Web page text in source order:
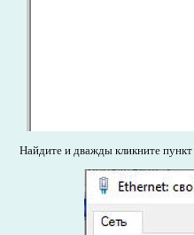
Найдите и дважды кликните пункт